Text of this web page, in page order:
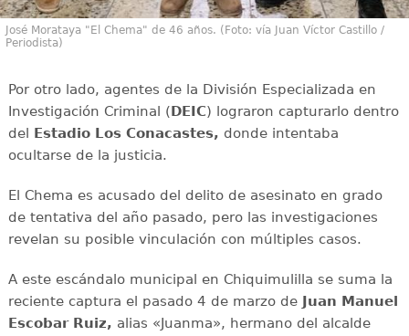
José Morataya "El Chema" de 46 años. (Foto: vía Juan Víctor Castillo /
Periodista)
Por otro lado, agentes de la División Especializada en
Investigación Criminal ( DEIC) lograron capturarlo dentro
del
Estadio Los Conacastes, donde intentaba
ocultarse de la justicia.
El Chema es acusado del delito de asesinato en grado
de tentativa del año pasado, pero las investigaciones
revelan su posible vinculación con múltiples casos.
A este escándalo municipal en Chiquimulilla se suma la
reciente captura el pasado 4 de marzo de
Juan Manuel
Escobar Ruiz, alias «Juanma», hermano del alcalde